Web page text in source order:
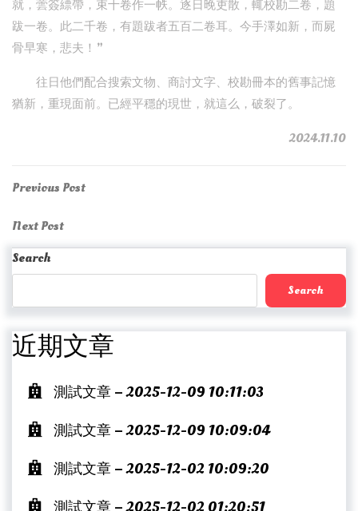
就，蕓簽縹帶，束十卷作一帙。逐日晚吏散，輒校勘二卷，題
跋一卷。此二千卷，有題跋者五百二卷耳。今手澤如新，而屍
骨早寒，悲夫！”
往日他們配合搜索文物、商討文字、校勘冊本的舊事記憶
猶新，重現面前。已經平穩的現世，就這么，破裂了。
2024.11.10
Post
navigation
Previous
Previous Post
Next
Post
Next Post
Search
Search
近期文章
測試文章 – 2025-12-09 10:11:03
測試文章 – 2025-12-09 10:09:04
測試文章 – 2025-12-02 10:09:20